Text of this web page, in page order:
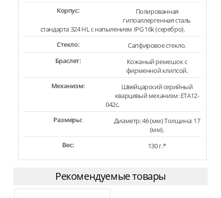
Корпус:
Полированная
гипоаллергенная сталь
стандарта 324 HL с напылением IPG 16k (серебро).
Стекло:
Сапфировое стекло.
Браслет:
Кожаный ремешок с
фирменной клипсой.
Механизм:
Швейцарский серийный
кварцевый механизм: ETA12-
042c.
Размеры:
Диаметр: 46 (мм) Толщина: 17
(мм).
Вес:
130 г.*
Рекомендуемые товары